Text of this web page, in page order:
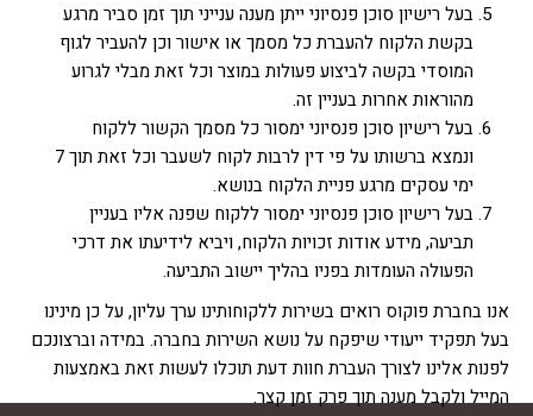
בעל רישיון סוכן פנסיוני ייתן מענה ענייני תוך זמן סביר מרגע
בקשת הלקוח להעברת כל מסמך או אישור וכן להעביר לגוף
המוסדי בקשה לביצוע פעולות במוצר וכל זאת מבלי לגרוע
מהוראות אחרות בעניין זה.
בעל רישיון סוכן פנסיוני ימסור כל מסמך הקשור ללקוח
ונמצא ברשותו על פי דין לרבות לקוח לשעבר וכל זאת תוך 7
ימי עסקים מרגע פניית הלקוח בנושא.
בעל רישיון סוכן פנסיוני ימסור ללקוח שפנה אליו בעניין
תביעה, מידע אודות זכויות הלקוח, ויביא לידיעתו את דרכי
הפעולה העומדות בפניו בהליך יישוב התביעה.
אנו בחברת פוקוס רואים בשירות ללקוחותינו ערך עליון, על כן מינינו
בעל תפקיד ייעודי שיפקח על נושא השירות בחברה. במידה וברצונכם
לפנות אלינו לצורך העברת חוות דעת תוכלו לעשות זאת באמצעות
המייל ולקבל מענה תוך פרק זמן קצר.